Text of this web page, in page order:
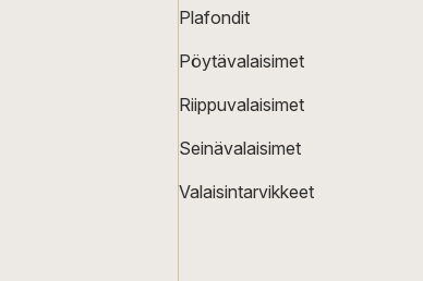
Plafondit
Pöytävalaisimet
Riippuvalaisimet
Seinävalaisimet
Valaisintarvikkeet